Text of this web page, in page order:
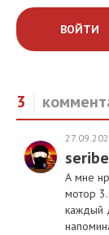
ВОЙТИ
3
А мне
мотор
каждый